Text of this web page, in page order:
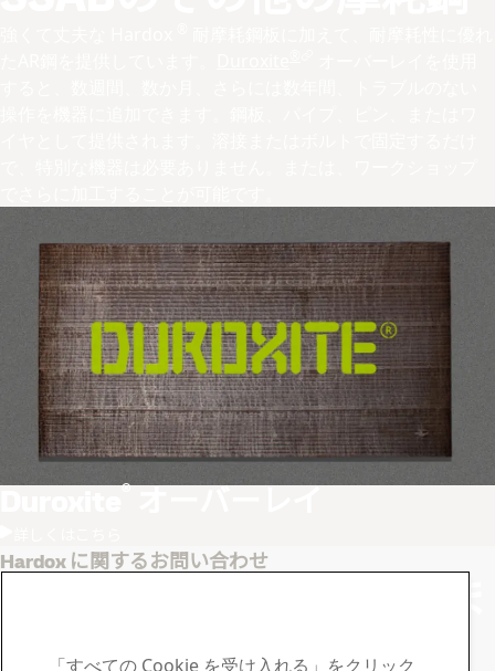
®
Hardox に関するお問い合わせ
したらSSABまでご連絡
「すべての Cookie を受け入れる」をクリック